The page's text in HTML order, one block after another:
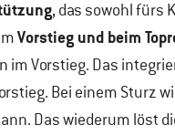
, das sowohl fürs
Vorstieg und beim
Vorstieg. Das
Bei einem Sturz
Das wiederum löst